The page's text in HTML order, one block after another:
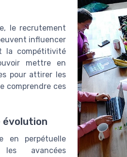
le recrutement
influencer
la compétitivité
mettre en
pour attirer les
comprendre ces
évolution
en perpétuelle
avancées